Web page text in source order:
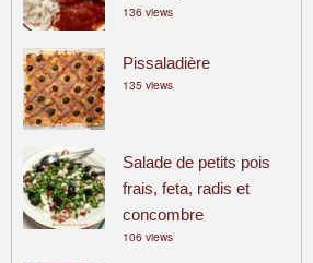
136 views
Pissaladière
135 views
Salade de petits pois
frais, feta, radis et
concombre
106 views